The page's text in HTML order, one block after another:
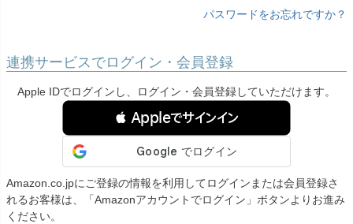
パスワードをお忘れですか？
連携サービスでログイン・会員登録
Apple IDでログインし、ログイン・会員登録していただけます。
 Appleでサインイン
Amazon.co.jpにご登録の情報を利用してログインまたは会員登録さ
れるお客様は、「Amazonアカウントでログイン」ボタンよりお進み
ください。